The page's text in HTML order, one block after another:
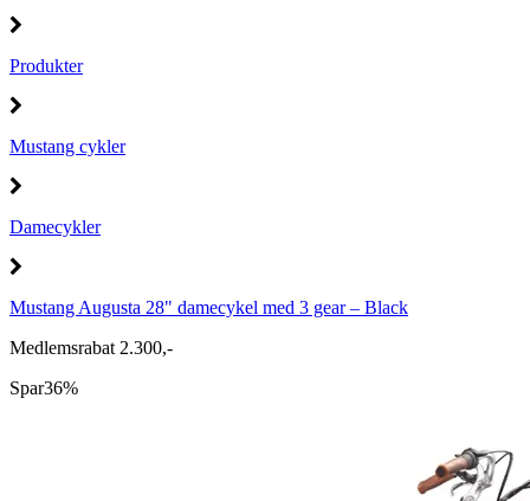
Produkter
Mustang cykler
Damecykler
Mustang Augusta 28" damecykel med 3 gear – Black
Medlemsrabat 2.300,-
Spar36%